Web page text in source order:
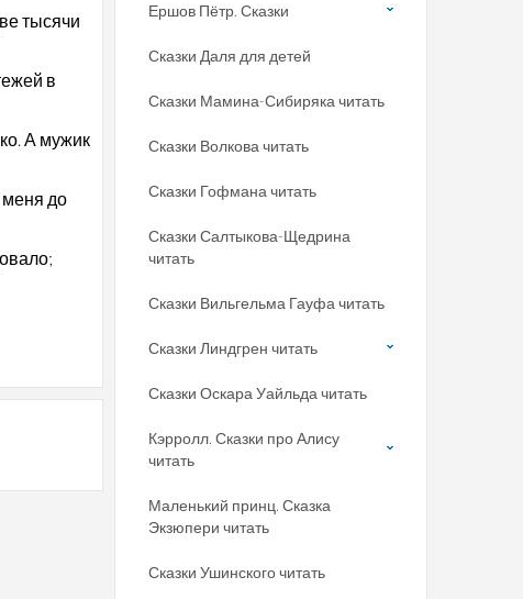
тысячи
в
А мужик
меня до
Ершов Пётр. Сказки
Сказки Даля для детей
Сказки Мамина-Сибиряка читать
Сказки Волкова читать
Сказки Гофмана читать
Сказки Салтыкова-Щедрина
читать
Сказки Вильгельма Гауфа читать
Сказки Линдгрен читать
Сказки Оскара Уайльда читать
Кэрролл. Сказки про Алису
читать
Маленький принц. Сказка
Экзюпери читать
Сказки Ушинского читать